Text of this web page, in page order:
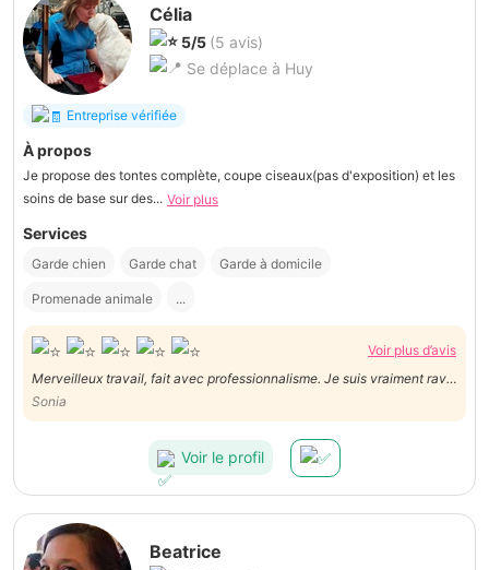
Célia
5/5 (5 avis)
Se déplace à Huy
Entreprise vérifiée
À propos
Je propose des tontes complète, coupe ciseaux(pas d'exposition) et les
soins de base sur des... Voir plus
Services
Garde chien Garde chat Garde à domicile
Promenade animale ...
Voir plus d’avis
Merveilleux travail, fait avec professionnalisme. Je suis vraiment ravie
Encore merci À bientôt
Sonia
Voir le profil
Beatrice